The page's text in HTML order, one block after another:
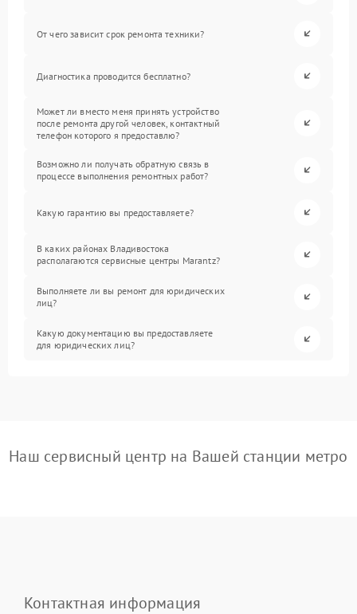
От чего зависит срок ремонта техники?
Диагностика проводится бесплатно?
Может ли вместо меня принять устройство
после ремонта другой человек, контактный
телефон которого я предоставлю?
Возможно ли получать обратную связь в
процессе выполнения ремонтных работ?
Какую гарантию вы предоставляете?
В каких районах Владивостока
располагаются сервисные центры Marantz?
Выполняете ли вы ремонт для юридических
лиц?
Какую документацию вы предоставляете
для юридических лиц?
Наш сервисный центр на Вашей станции метро
Контактная информация